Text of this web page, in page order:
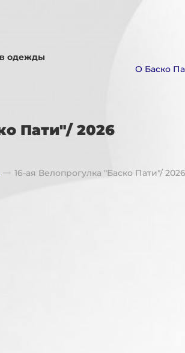
одежды
О Баско
Пати"/ 2026
16-ая Велопрогулка "Баско Пати"/ 2026